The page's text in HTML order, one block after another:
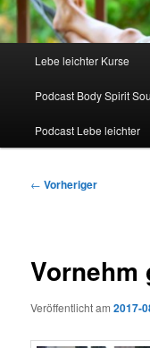
Lebe leichter Kurse
Podcast Body Spirit
Podcast Lebe leichter
Beitragsnavigation
← Vorheriger
Veröffentlicht am2017-